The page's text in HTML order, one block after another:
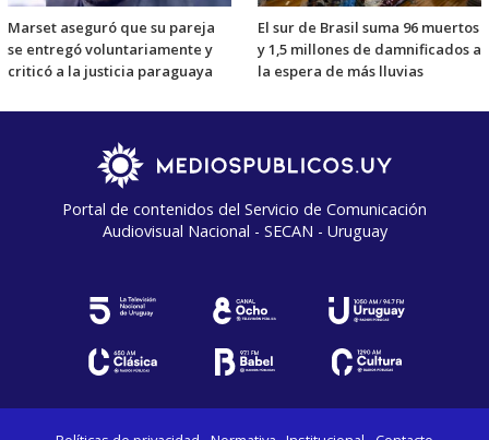
Marset aseguró que su pareja
se entregó voluntariamente y
criticó a la justicia paraguaya
El sur de Brasil suma 96 muertos
y 1,5 millones de damnificados a
la espera de más lluvias
Portal de contenidos del Servicio de Comunicación
Audiovisual Nacional - SECAN - Uruguay